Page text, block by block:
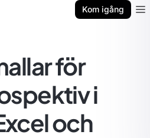
Kom igång
för
i
och